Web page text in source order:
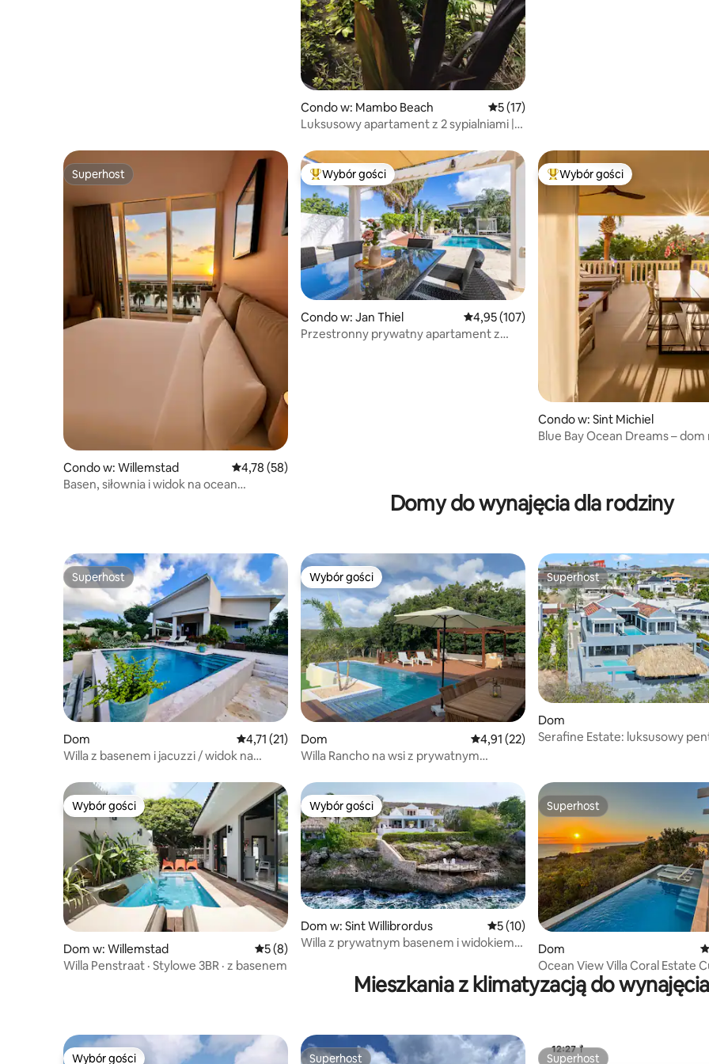
Condo w: Mambo Beach Średnia ocena: 5 na 5, liczba recenzji: 17
5 (17)
Luksusowy apartament z 2 sypialniami |
Superhost
Superhost
Condo w: Willemstad Średnia ocena: 4,78 na 5, liczba recenzji: 58
4,78 (58)
Basen, siłownia i widok na ocean
Najpopularniejsze z kategorii Wybór gości
Wybór gości
Condo w: Jan Thiel Średnia ocena: 4,95 na 5, liczba recenzji: 107
4,95 (107)
Przestronny prywatny apartament z
Najpopularniejsze z kategorii
Wybór gości
Condo w: Sint Michiel
Blue Bay Ocean Dreams – dom
Domy do wynajęcia dla rodziny
Superhost
Superhost
Dom Średnia ocena: 4,71 na 5, liczba recenzji: 21
4,71 (21)
Willa z basenem i jacuzzi / widok na
Wybór gości
Wybór gości
Dom Średnia ocena: 4,91 na 5, liczba recenzji: 22
4,91 (22)
Willa Rancho na wsi z prywatnym
Superhost
Superhost
Dom
Serafine Estate: luksusowy
Wybór gości
Wybór gości
Dom w: Willemstad Średnia ocena: 5 na 5, liczba recenzji: 8
5 (8)
Willa Penstraat · Stylowe 3BR · z basenem
Wybór gości
Wybór gości
Dom w: Sint Willibrordus Średnia ocena: 5 na 5, liczba recenzji: 10
5 (10)
Willa z prywatnym basenem i widokiem
Superhost
Superhost
Dom
Ocean View Villa Coral Estate
Mieszkania z klimatyzacją do wynajęcia
Wybór gości Superhost Superhost